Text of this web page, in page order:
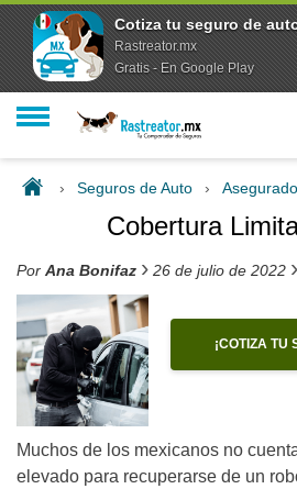
› Seguros de Auto ›
Cobertura
Por Ana Bonifaz › 26 de julio de 2022 ›
¡COTIZA TU
Muchos de los mexicanos no
elevado para recuperarse de un
Cotiza tu seguro de
Rastreator.mx
Gratis - En Google Play